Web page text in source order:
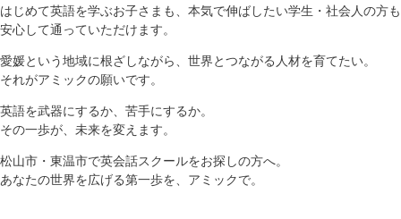
はじめて英語を学ぶお子さまも、本気で伸ばしたい学生・社会人の方も
安心して通っていただけます。
愛媛という地域に根ざしながら、世界とつながる人材を育てたい。
それがアミックの願いです。
英語を武器にするか、苦手にするか。
その一歩が、未来を変えます。
松山市・東温市で英会話スクールをお探しの方へ。
あなたの世界を広げる第一歩を、アミックで。